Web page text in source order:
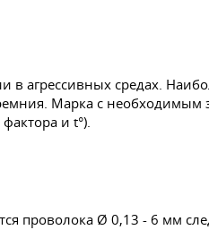
в агрессивных средах.
Марка с необходимым
и t°).
проволока Ø 0,13 - 6 мм